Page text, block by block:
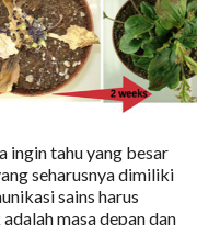
ingin tahu yang besar
seharusnya dimiliki
sains harus
masa depan dan